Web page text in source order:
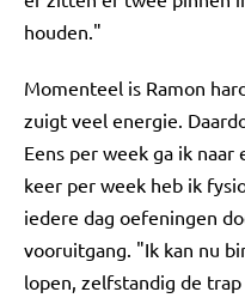
houden."
Momenteel is Ramon
zuigt veel energie.
Eens per week ga ik
keer per week heb ik
iedere dag oefeningen
vooruitgang. "Ik kan nu
lopen, zelfstandig de